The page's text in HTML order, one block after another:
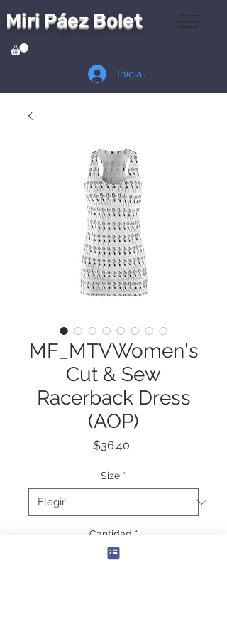
Miri Páez Bolet
Iniciar sesión
MF_MTVWomen's
Cut & Sew
Racerback Dress
(AOP)
$36.40
Size *
Cantidad *